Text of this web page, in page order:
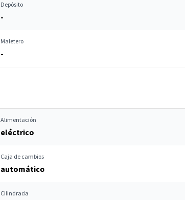
Depósito
-
Maletero
-
Alimentación
eléctrico
Caja de cambios
automático
Cilindrada